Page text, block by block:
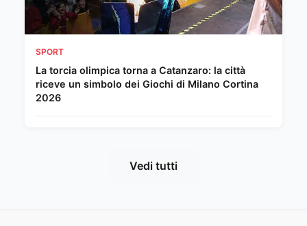
SPORT
La torcia olimpica torna a Catanzaro: la città
riceve un simbolo dei Giochi di Milano Cortina
2026
Vedi tutti